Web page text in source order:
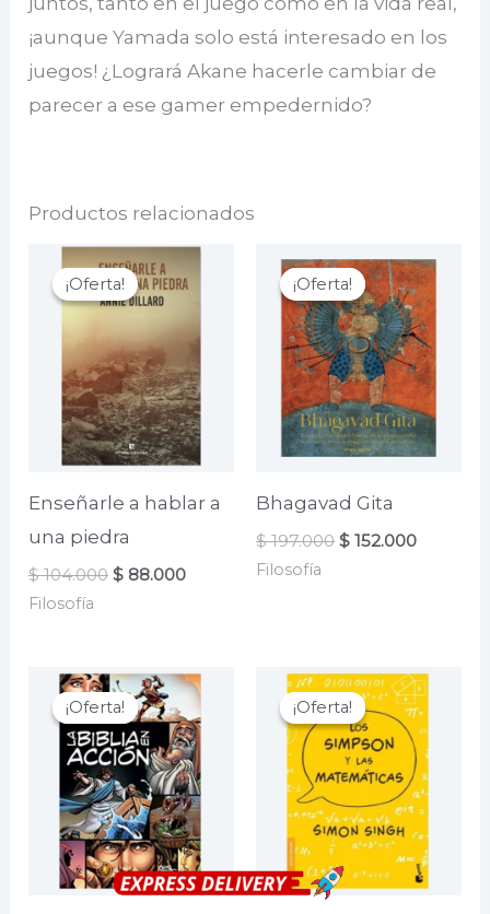
¡aunque Yamada solo está interesado en los
juegos! ¿Logrará Akane hacerle cambiar de
parecer a ese gamer empedernido?
Productos relacionados
¡Oferta!
¡Oferta!
Enseñarle a hablar a
una piedra
$104.000 El
$ 88.000El
Filosofía
¡Oferta!
¡Oferta!
Bhagavad Gita
$197.000 El
$ 152.000El
Filosofía
¡Oferta!
¡Oferta! ¡Oferta!
¡Oferta!